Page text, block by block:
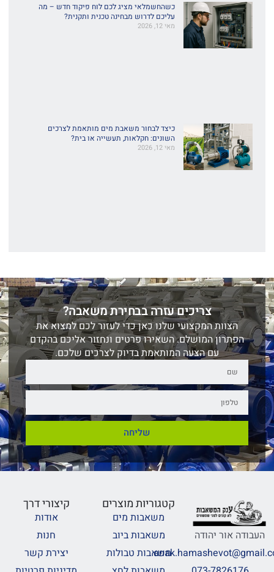
כשהחשמלאי מציג לכם לוח פיקוד חדש – מה
עליכם לדרוש מבחינה טכנית ותקנית?
מאי 12, 2026
כיצד לבחור משאבת מים מותאמת לצרכים
השונים: חקלאות, תעשייה או בית?
מאי 12, 2026
צריכים עזרה בבחירת משאבה?
הצוות המקצועי שלנו כאן כדי לעזור לכם למצוא את
הפתרון המושלם. השאירו פרטים ונחזור אליכם בהקדם
עם הצעה המותאמת בדיוק לצרכים שלכם.
שליחה
העבודה אור יהודה
קטגוריות מוצרים
משאבות מים
משאבות ביוב
משאבות טבולות
קיצורי דרך
אודות
חנות
יצירת קשר